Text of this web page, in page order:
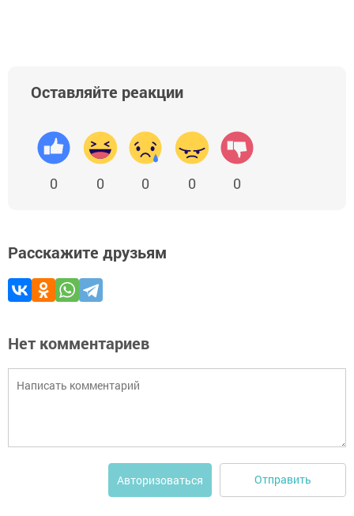
Оставляйте реакции
0 0 0 0 0
Расскажите друзьям
Нет комментариев
Авторизоваться Отправить